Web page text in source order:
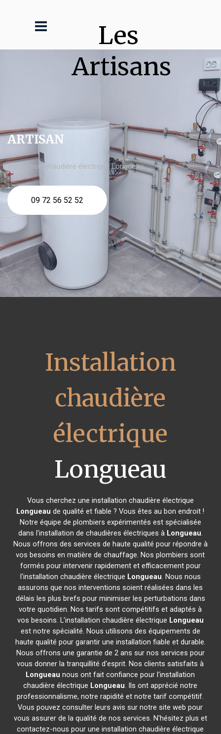
Les
Artisans
ARTISAN
Installation chaudière électrique Longueau
09 72 56 52 52
Installation
chaudière
électrique
Longueau
Vous cherchez une installation chaudière électrique
Longueau de qualité et fiable ? Vous êtes au bon endroit !
Notre équipe de plombiers expérimentés est spécialisée
dans l'installation de chaudières électriques à Longueau.
Nous offrons des services de haute qualité pour répondre à
vos besoins en matière de chauffage. Nos plombiers sont
formés pour intervenir rapidement et efficacement pour
l'installation chaudière électrique Longueau. Nous nous
assurons que nos interventions soient réalisées dans les
délais les plus brefs pour minimiser les perturbations dans
votre quotidien. Nos tarifs sont compétitifs et adaptés à
vos besoins. L'installation chaudière électrique Longueau
est notre spécialité. Nous utilisons des équipements de
haute qualité pour garantir une installation fiable et durable.
Nous offrons une garantie de 2 ans sur nos services pour
vous donner la tranquillité d'esprit. Nos clients satisfaits à
Longueau nous ont fait confiance pour l'installation
chaudière électrique Longueau. Ils ont apprécié notre
professionnalisme, notre rapidité et notre tarif compétitif.
Vous pouvez consulter leurs avis sur notre site web pour
vous assurer de la qualité de nos services. N'hésitez plus et
contactez-nous pour une installation chaudière électrique